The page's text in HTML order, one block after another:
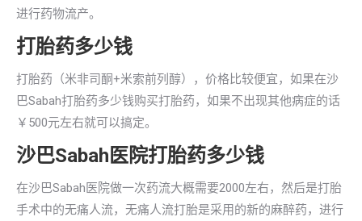
进行药物流产。
打胎药多少钱
打胎药（米非司酮+米索前列醇），价格比较便宜，如果在沙
巴Sabah打胎药多少钱购买打胎药，如果不出现其他病症的话
￥500元左右就可以搞定。
沙巴Sabah医院打胎药多少钱
在沙巴Sabah医院做一次药流大概需要2000左右，然后是打胎
手术中的无痛人流，无痛人流打胎是采用的新的麻醉药，进行